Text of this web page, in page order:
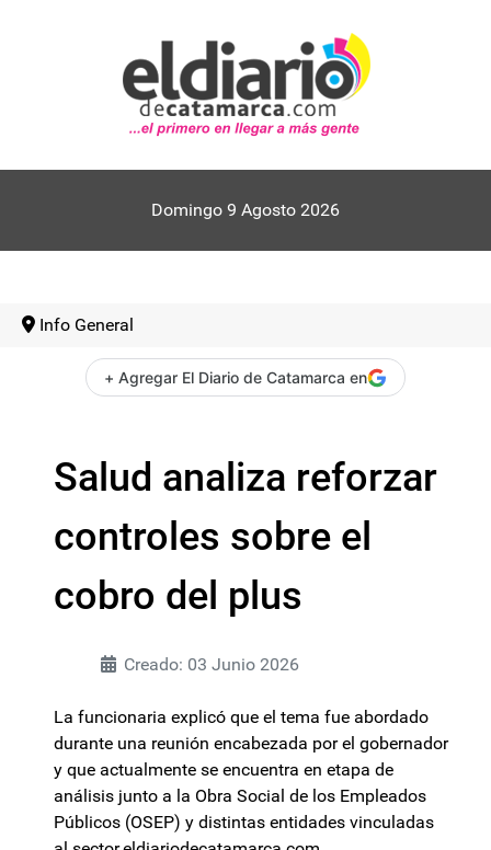
Domingo 9 Agosto 2026
Info General
+ Agregar El Diario de Catamarca en
Salud analiza reforzar
controles sobre el
cobro del plus
Creado: 03 Junio 2026
La funcionaria explicó que el tema fue abordado
durante una reunión encabezada por el gobernador
y que actualmente se encuentra en etapa de
análisis junto a la Obra Social de los Empleados
Públicos (OSEP) y distintas entidades vinculadas